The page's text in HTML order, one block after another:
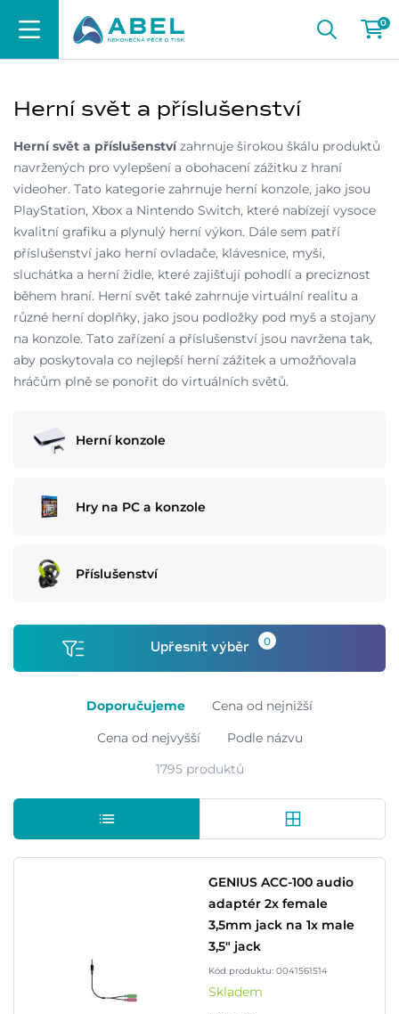
0
Herní svět a příslušenství
Herní svět a příslušenstvízahrnuje širokou škálu produktů
navržených pro vylepšení a obohacení zážitku z hraní
videoher. Tato kategorie zahrnuje herní konzole, jako jsou
PlayStation, Xbox a Nintendo Switch, které nabízejí vysoce
kvalitní grafiku a plynulý herní výkon. Dále sem patří
příslušenství jako herní ovladače, klávesnice, myši,
sluchátka a herní židle, které zajišťují pohodlí a preciznost
během hraní. Herní svět také zahrnuje virtuální realitu a
různé herní doplňky, jako jsou podložky pod myš a stojany
na konzole. Tato zařízení a příslušenství jsou navržena tak,
aby poskytovala co nejlepší herní zážitek a umožňovala
hráčům plně se ponořit do virtuálních světů.
Herní konzole
Hry na PC a konzole
Příslušenství
Upřesnit výběr 0
Doporučujeme
Cena od nejnižší
Cena od nejvyšší
Podle názvu
1795 produktů
GENIUS ACC-100 audio
adaptér 2x female
3,5mm jack na 1x male
3,5" jack
Kód produktu: 0041561514
Skladem